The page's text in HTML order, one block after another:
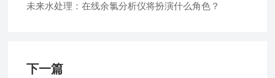
未来水处理：在线余氯分析仪将扮演什么角色？
下一篇